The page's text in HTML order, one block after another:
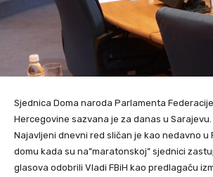
Sjednica Doma naroda Parlamenta
Hercegovine sazvana je za danas u Sarajevu.
Najavljeni dnevni red sličan je kao nedavno u
domu kada su na”maratonskoj” sjednici
glasova odobrili Vladi FBiH kao predlagaču